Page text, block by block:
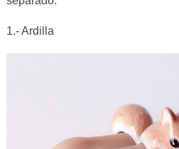
1.- Ardilla